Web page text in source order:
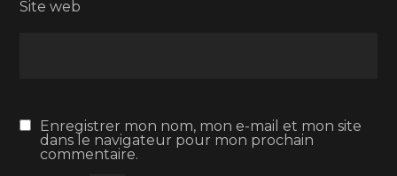
Site web
Enregistrer mon nom, mon e-mail et mon site
dans le navigateur pour mon prochain
commentaire.